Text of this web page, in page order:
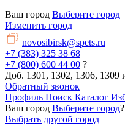
Ваш город Выберите город
Изменить город
novosibirsk@spets.ru
+7 (383) 325 38 68
+7 (800) 600 44 00 ?
Доб. 1301, 1302, 1306, 1309
Обратный звонок
Профиль Поиск Каталог
Ваш город Выберите город?
Выбрать другой город